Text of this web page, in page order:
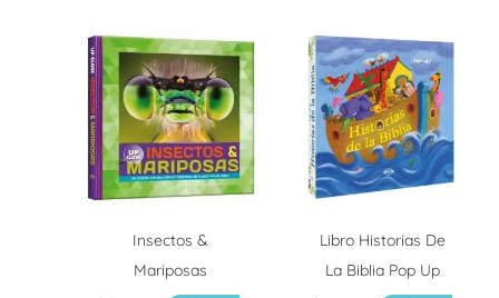
Insectos &
Mariposas
Libro Historias De
La Biblia Pop Up